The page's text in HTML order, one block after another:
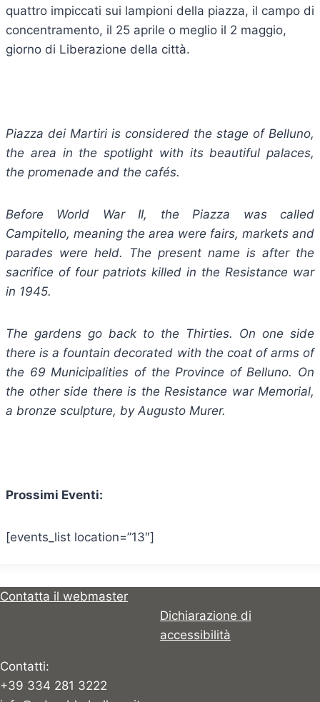
quattro impiccati sui lampioni della piazza, il campo di
concentramento, il 25 aprile o meglio il 2 maggio,
giorno di Liberazione della città.
Piazza dei Martiri is considered the stage of Belluno,
the area in the spotlight with its beautiful palaces,
the promenade and the cafés.
Before World War II, the Piazza was called
Campitello, meaning the area were fairs, markets and
parades were held. The present name is after the
sacrifice of four patriots killed in the Resistance war
in 1945.
The gardens go back to the Thirties. On one side
there is a fountain decorated with the coat of arms of
the 69 Municipalities of the Province of Belluno. On
the other side there is the Resistance war Memorial,
a bronze sculpture, by Augusto Murer.
Prossimi Eventi:
[events_list location=”13″]
Contatta il webmaster
Dichiarazione di
accessibilità
Contatti:
+39 334 281 3222